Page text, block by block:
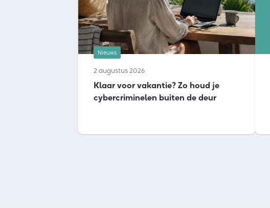
Nieuws
2 augustus 2026
Klaar voor vakantie? Zo houd je
cybercriminelen buiten de deur